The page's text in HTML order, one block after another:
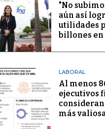
"No
aún así
utilidades
billones en
LABORAL
Al menos
ejecutivos
consideran
más